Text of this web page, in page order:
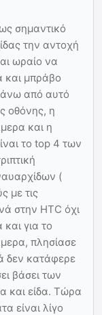
σημαντικό
την αντοχή
ωραίο να
και μπράβο
από αυτό
οθόνης, η
και η
το top 4 των
(
με τις
στην HTC όχι
για το
πλησίασε
δεν κατάφερε
βάσει των
και είδα. Τώρα
είναι λίγο